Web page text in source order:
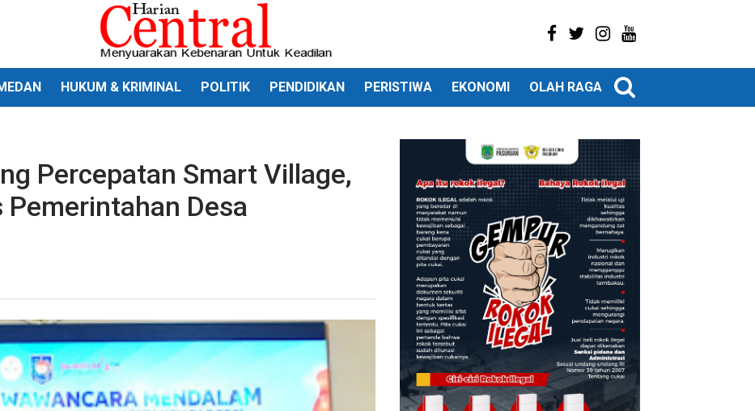
HUKUM & KRIMINAL POLITIK PENDIDIKAN PERISTIWA EKONOMI OLAH RAGA
Percepatan Smart Village,
Desa